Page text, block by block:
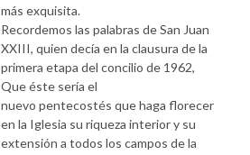
más exquisita.
Recordemos las palabras de San Juan
XXIII, quien decía en la clausura de la
primera etapa del concilio de 1962,
Que éste sería el
nuevo pentecostés que haga florecer
en la Iglesia su riqueza interior y su
extensión a todos los campos de la